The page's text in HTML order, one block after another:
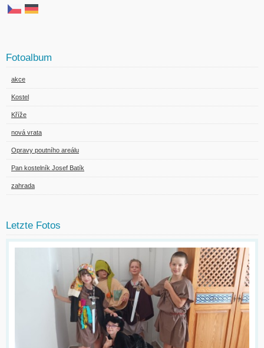
Fotoalbum
akce
Kostel
Kříže
nová vrata
Opravy poutního areálu
Pan kostelník Josef Batík
zahrada
Letzte Fotos